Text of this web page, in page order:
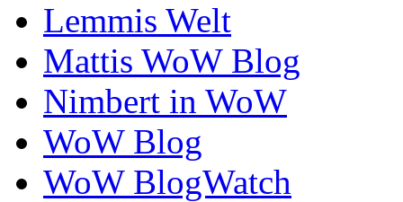
Lemmis Welt
Mattis WoW Blog
Nimbert in WoW
WoW Blog
WoW BlogWatch